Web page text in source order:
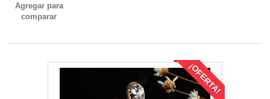
Agregar para
comparar
¡OFERTA!